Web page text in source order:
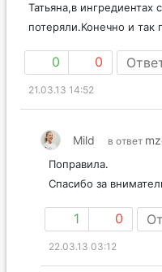
Татьяна,в ингредиентах
потеряли.Конечно и так
0 0
21.03.13 14:52
Mild в ответ
Поправила.
Спасибо за
1 0
22.03.13 03:12